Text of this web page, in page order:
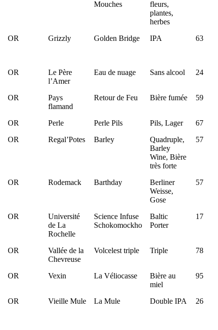
Mouches
fleurs,
plantes,
herbes
OR Grizzly Golden Bridge IPA 63
OR
Le Père
l’Amer
Eau de nuage Sans alcool 24
OR
Pays
flamand
Retour de Feu Bière fumée 59
OR Perle Perle Pils Pils, Lager
67
OR
Regal’Potes Barley
Quadruple,
Barley
Wine, Bière
très forte
57
OR Rodemack Barthday
Berliner
Weisse,
Gose
57
OR
Université
de La
Rochelle
Science Infuse
Schokomockho
Baltic
Porter
17
OR
Vallée de la
Chevreuse
Volcelest triple Triple 78
OR Vexin La Véliocasse
Bière au
miel
95
OR Vieille Mule La Mule Double IPA 26